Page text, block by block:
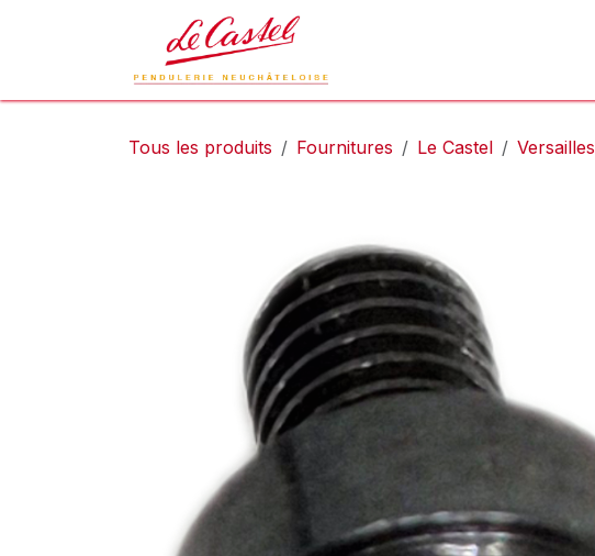
Tous les produits Fournitures Le Castel Versailles